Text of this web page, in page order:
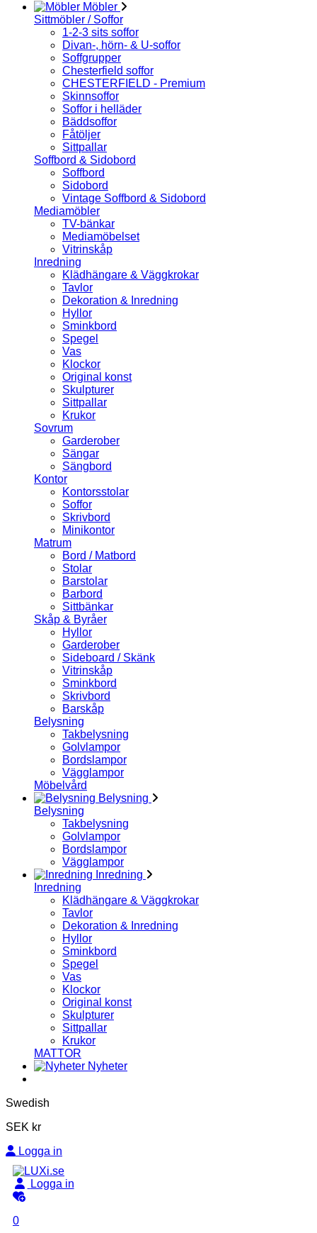
Möbler
Sittmöbler / Soffor
1-2-3 sits soffor
Divan-, hörn- & U-soffor
Soffgrupper
Chesterfield soffor
CHESTERFIELD - Premium
Skinnsoffor
Soffor i helläder
Bäddsoffor
Fåtöljer
Sittpallar
Soffbord & Sidobord
Soffbord
Sidobord
Vintage Soffbord & Sidobord
Mediamöbler
TV-bänkar
Mediamöbelset
Vitrinskåp
Inredning
Klädhängare & Väggkrokar
Tavlor
Dekoration & Inredning
Hyllor
Sminkbord
Spegel
Vas
Klockor
Original konst
Skulpturer
Sittpallar
Krukor
Sovrum
Garderober
Sängar
Sängbord
Kontor
Kontorsstolar
Soffor
Skrivbord
Minikontor
Matrum
Bord / Matbord
Stolar
Barstolar
Barbord
Sittbänkar
Skåp & Byråer
Hyllor
Garderober
Sideboard / Skänk
Vitrinskåp
Sminkbord
Skrivbord
Barskåp
Belysning
Takbelysning
Golvlampor
Bordslampor
Vägglampor
Möbelvård
Belysning
Belysning
Takbelysning
Golvlampor
Bordslampor
Vägglampor
Inredning
Inredning
Klädhängare & Väggkrokar
Tavlor
Dekoration & Inredning
Hyllor
Sminkbord
Spegel
Vas
Klockor
Original konst
Skulpturer
Sittpallar
Krukor
MATTOR
Nyheter
Swedish
SEK kr
Logga in
Logga in
0